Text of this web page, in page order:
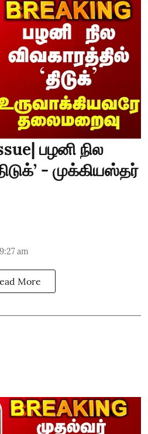
பழனி நில
- முக்கியஸ்தர்
am
More